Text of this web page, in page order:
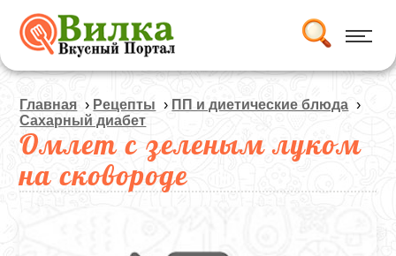
Главная › Рецепты › ПП и диетические блюда ›
Сахарный диабет
Омлет с зеленым луком
на сковороде